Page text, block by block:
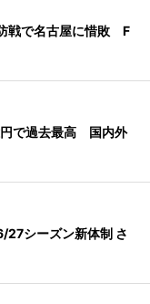
戦で名古屋に惜敗 F
で過去最高 国内外
27シーズン新体制 さ